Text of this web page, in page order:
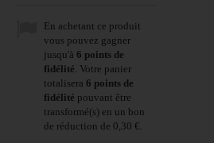
En achetant ce produit
vous pouvez gagner
jusqu'à 6 points de
fidélité. Votre panier
totalisera 6 points de
fidélité pouvant être
transformé(s) en un bon
de réduction de 0,30 €.